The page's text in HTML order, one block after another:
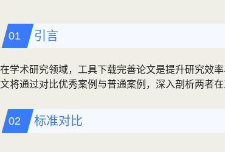
引言
在学术研究领域，工具下载完善论文是提升研究效
文将通过对比优秀案例与普通案例，深入剖析两者
标准对比